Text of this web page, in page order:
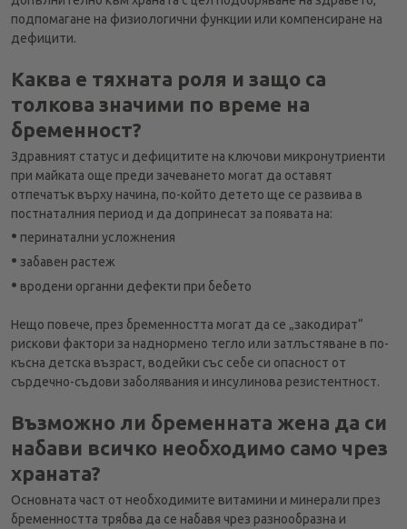
подпомагане на физиологични функции или компенсиране на
дефицити.
Каква е тяхната роля и защо са
толкова значими по време на
бременност?
Здравният статус и дефицитите на ключови микронутриенти
при майката още преди зачеването могат да оставят
отпечатък върху начина, по-който детето ще се развива в
постнаталния период и да допринесат за появата на:
• перинатални усложнения
• забавен растеж
• вродени органни дефекти при бебето
Нещо повече, през бременността могат да се „закодират“
рискови фактори за наднормено тегло или затлъстяване в по-
късна детска възраст, водейки със себе си опасност от
сърдечно-съдови заболявания и инсулинова резистентност.
Възможно ли бременната жена да си
набави всичко необходимо само чрез
храната?
Основната част от необходимите витамини и минерали през
бременността трябва да се набавя чрез разнообразна и